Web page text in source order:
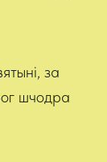
за
шчодра